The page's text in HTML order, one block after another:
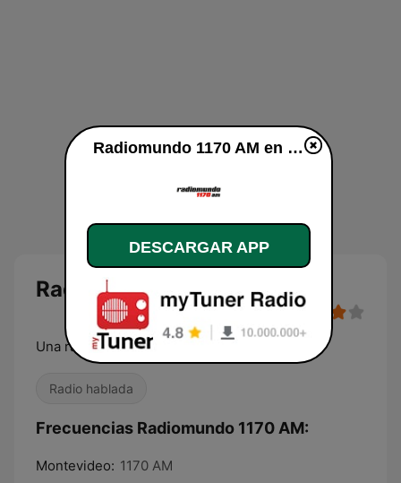
Radiomundo 1170 AM
Una radio para crecer
Radio hablada
Frecuencias Radiomundo 1170 AM:
Montevideo: 1170 AM
Radiomundo 1170 AM en vivo
DESCARGAR APP